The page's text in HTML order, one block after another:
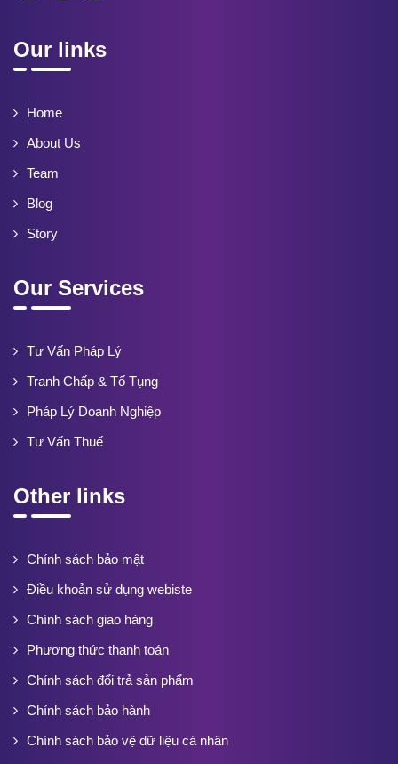
Our links
Home
About Us
Team
Blog
Story
Our Services
Tư Vấn Pháp Lý
Tranh Chấp & Tố Tụng
Pháp Lý Doanh Nghiệp
Tư Vấn Thuế
Other links
Chính sách bảo mật
Điều khoản sử dụng webiste
Chính sách giao hàng
Phương thức thanh toán
Chính sách đổi trả sản phẩm
Chính sách bảo hành
Chính sách bảo vệ dữ liệu cá nhân